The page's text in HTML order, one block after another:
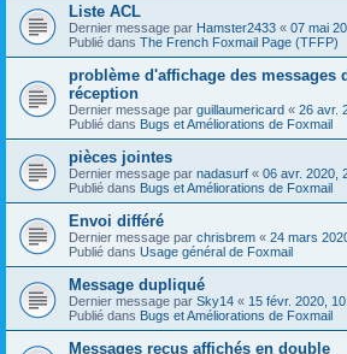
Liste ACL
Dernier message par Hamster2433 « 07 mai
Publié dans The French Foxmail Page (TFFP)
problème d'affichage des messages
réception
Dernier message par guillaumericard « 26 avr.
Publié dans Bugs et Améliorations de Foxmail
pièces jointes
Dernier message par nadasurf « 06 avr. 2020,
Publié dans Bugs et Améliorations de Foxmail
Envoi différé
Dernier message par chrisbrem « 24 mars
Publié dans Usage général de Foxmail
Message dupliqué
Dernier message par Sky14 « 15 févr. 2020,
Publié dans Bugs et Améliorations de Foxmail
Messages reçus affichés en double